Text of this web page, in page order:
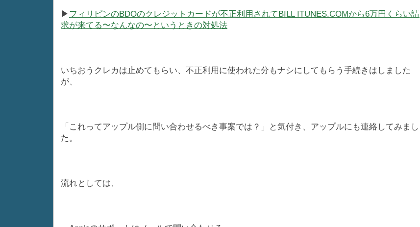
▶ フィリピンのBDOのクレジットカードが不正利用されてBILL ITUNES.COMから6万円くらい請
求が来てる〜なんなの〜というときの対処法
いちおうクレカは止めてもらい、不正利用に使われた分もナシにしてもらう手続きはしました
が、
「これってアップル側に問い合わせるべき事案では？」と気付き、アップルにも連絡してみまし
た。
流れとしては、